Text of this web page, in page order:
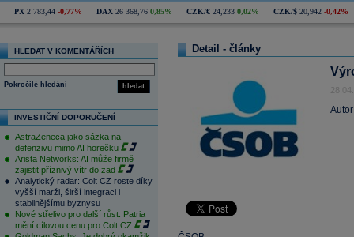
PX 2 783,44 -0,77% DAX 26 368,76 0,85% CZK/€ 24,233 0,02% CZK/$ 20,942 -0,42%
HLEDAT V KOMENTÁŘÍCH
hledat
Pokročilé hledání
INVESTIČNÍ DOPORUČENÍ
AstraZeneca jako sázka na
defenzivu mimo AI horečku
Arista Networks: AI může firmě
zajistit příznivý vítr do zad
Analytický radar: Colt CZ roste díky
vyšší marži, širší integraci i
stabilnějšímu byznysu
Nové střelivo pro další růst. Patria
mění cílovou cenu pro Colt CZ
Detail - články